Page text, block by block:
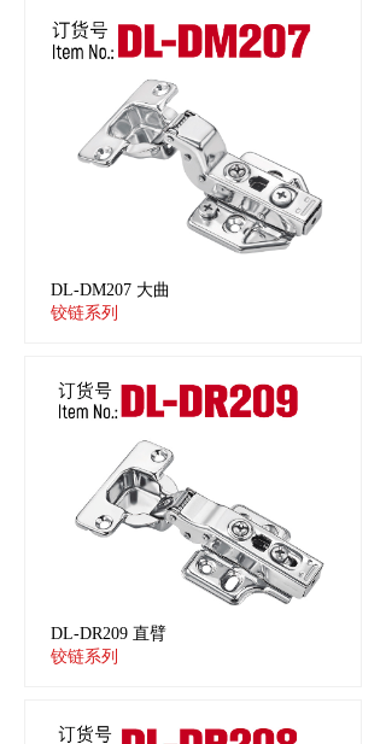
DL-DM207 大曲
铰链系列
DL-DR209 直臂
铰链系列